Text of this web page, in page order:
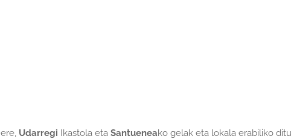
ere, Udarregi Ikastola eta Santueneako gelak eta lokala erabiliko